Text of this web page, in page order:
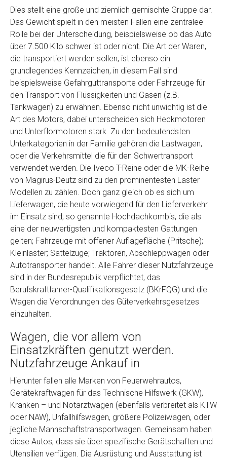
Preisvorstellung
Name*
Telefon
Email
PLZ und Ort
Foto Nr. 1
Foto Nr. 2
Foto Nr. 3
Sonstiges
Fertig
Wie viel ist 10+2 ?
Dies stellt eine große und ziemlich gemischte Gruppe dar.
Das Gewicht spielt in den meisten Fällen eine zentralee
Rolle bei der Unterscheidung, beispielsweise ob das Auto
über 7.500 Kilo schwer ist oder nicht. Die Art der Waren,
die transportiert werden sollen, ist ebenso ein
grundlegendes Kennzeichen, in diesem Fall sind
beispielsweise Gefahrguttransporte oder Fahrzeuge für
den Transport von Flüssigkeiten und Gasen (z.B.
Tankwagen) zu erwähnen. Ebenso nicht unwichtig ist die
Art des Motors, dabei unterscheiden sich Heckmotoren
und Unterflormotoren stark. Zu den bedeutendsten
Unterkategorien in der Familie gehören die Lastwagen,
oder die Verkehrsmittel die für den Schwertransport
verwendet werden. Die Iveco T-Reihe oder die MK-Reihe
von Magirus-Deutz sind zu den prominentesten Laster
Modellen zu zählen. Doch ganz gleich ob es sich um
Lieferwagen, die heute vorwiegend für den Lieferverkehr
im Einsatz sind; so genannte Hochdachkombis, die als
eine der neuwertigsten und kompaktesten Gattungen
gelten; Fahrzeuge mit offener Auflagefläche (Pritsche);
Kleinlaster; Sattelzüge; Traktoren, Abschleppwagen oder
Autotransporter handelt. Alle Fahrer dieser Nutzfahrzeuge
sind in der Bundesrepublik verpflichtet, das
Berufskraftfahrer-Qualifikationsgesetz (BKrFQG) und die
Wagen die Verordnungen des Güterverkehrsgesetzes
einzuhalten.
Wagen, die vor allem von
Einsatzkräften genutzt werden.
Nutzfahrzeuge Ankauf in
Hierunter fallen alle Marken von Feuerwehrautos,
Gerätekraftwagen für das Technische Hilfswerk (GKW),
Kranken – und Notarztwagen (ebenfalls verbreitet als KTW
oder NAW), Unfallhilfswagen, größere Polizeiwagen, oder
jegliche Mannschaftstransportwagen. Gemeinsam haben
diese Autos, dass sie über spezifische Gerätschaften und
Utensilien verfügen. Die Ausrüstung und Ausstattung ist